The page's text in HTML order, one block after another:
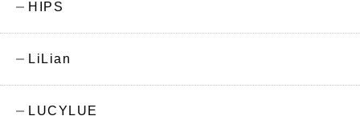
HIPS
LiLian
LUCYLUE